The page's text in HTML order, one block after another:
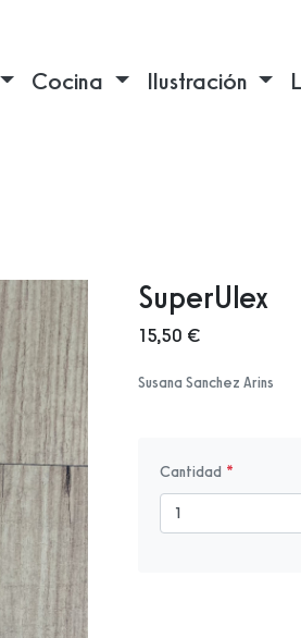
Cocina Ilustración
SuperUlex
15,50 €
Susana Sanchez Arins
Cantidad